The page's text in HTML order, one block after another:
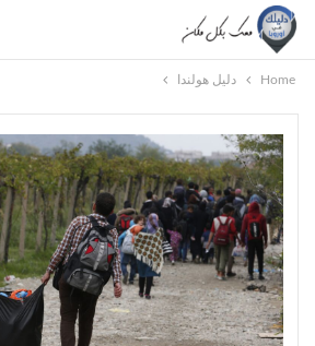
Home دليل هولندا